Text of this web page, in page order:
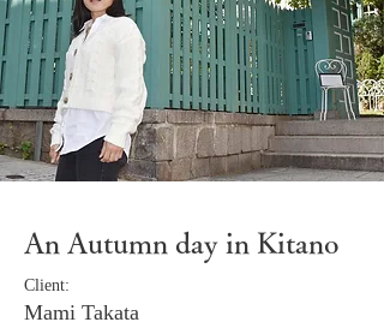
An Autumn day in Kitano
Client:
Mami Takata